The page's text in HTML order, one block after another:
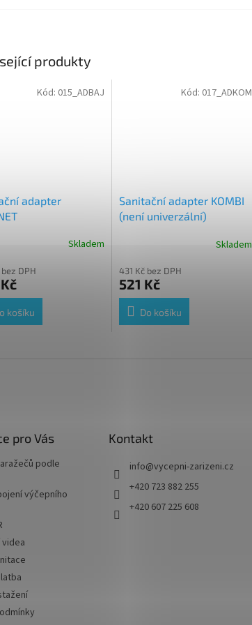
produkty
adapter
Skladem
DPH
košíku
Kód: 015_ADBAJ
Sanitační adapter KOMBI
(není univerzální)
Skladem
431 Kč bez DPH
521 Kč
Do košíku
Kód: 017_ADKOM
pro Vás
podle
výčepního
Kontakt
info@vycepni-zarizeni.cz
+420 723 882 255
+420 607 225 608